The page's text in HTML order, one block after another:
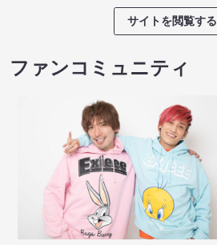
サイトを閲覧する
ファンコミュニティ